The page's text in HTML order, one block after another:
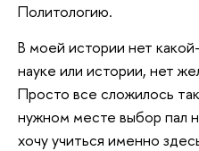
Политологию.
В моей истории нет
науке или истории, нет
Просто все сложилось
нужном месте выбор пал
хочу учиться именно